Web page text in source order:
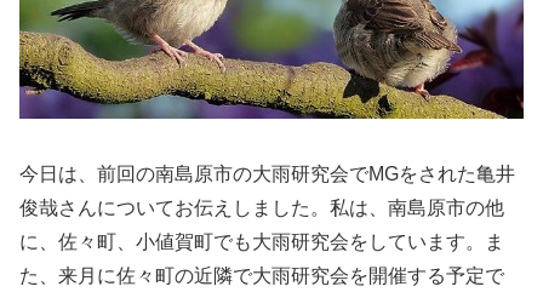
今日は、前回の南島原市の大雨研究会でMGをされた亀井
俊哉さんについてお伝えしました。私は、南島原市の他
に、佐々町、小値賀町でも大雨研究会をしています。ま
た、来月に佐々町の近隣で大雨研究会を開催する予定で